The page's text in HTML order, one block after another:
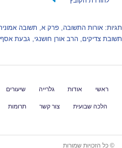
תגיות: אורות התשובה, פרק א, תשובה
תשובת צדיקים, הרב אורן חושנגי, גבעת אסף
ראשי אודות גלרייה שיעורים
הלכה שבועית צור קשר תרומות
© כל הזכויות שמורות